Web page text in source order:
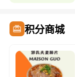
积分商城